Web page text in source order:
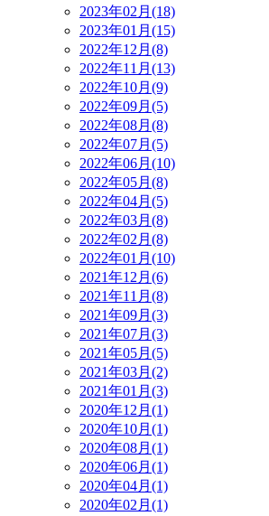
2023年02月(18)
2023年01月(15)
2022年12月(8)
2022年11月(13)
2022年10月(9)
2022年09月(5)
2022年08月(8)
2022年07月(5)
2022年06月(10)
2022年05月(8)
2022年04月(5)
2022年03月(8)
2022年02月(8)
2022年01月(10)
2021年12月(6)
2021年11月(8)
2021年09月(3)
2021年07月(3)
2021年05月(5)
2021年03月(2)
2021年01月(3)
2020年12月(1)
2020年10月(1)
2020年08月(1)
2020年06月(1)
2020年04月(1)
2020年02月(1)